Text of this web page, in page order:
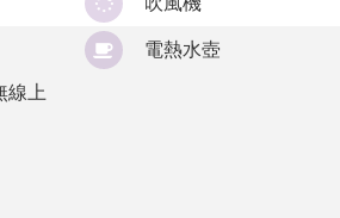
線上
電熱水壺